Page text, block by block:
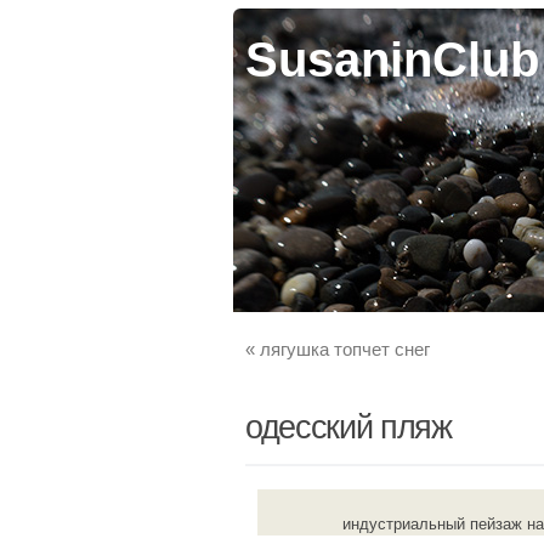
SusaninClub
« лягушка топчет снег
одесский пляж
индустриальный пейзаж